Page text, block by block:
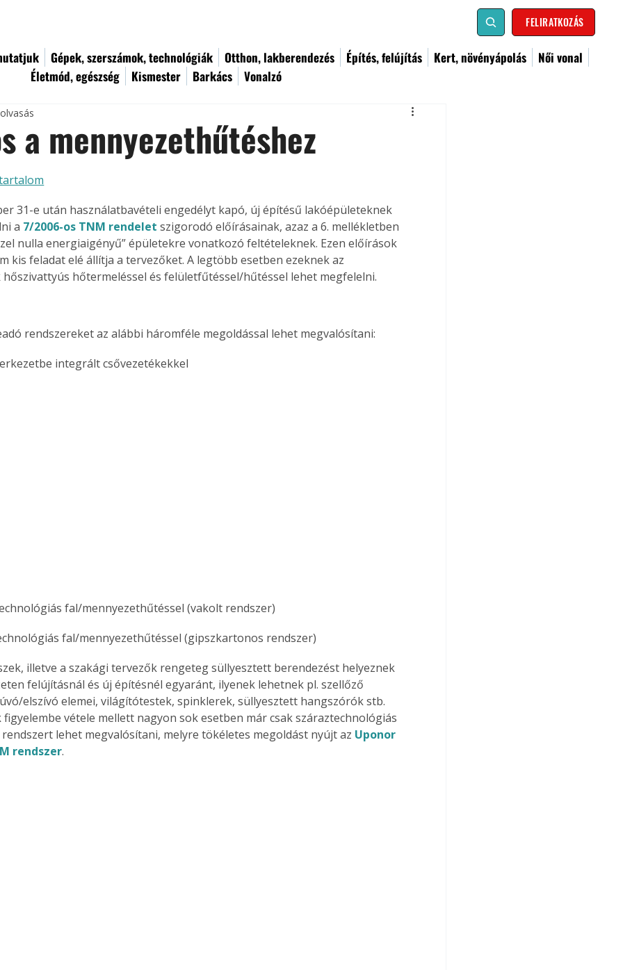
FELIRATKOZÁS
Gépek, szerszámok, technológiák Otthon, lakberendezés Építés, felújítás Kert, növényápolás
Női vonal
Életmód, egészség
Kismester Barkács Vonalzó
a mennyezethűtéshez
31-e után használatbavételi engedélyt kapó, új építésű lakóépületeknek
a 7/2006-os TNM rendelet szigorodó előírásainak, azaz a 6. mellékletben
nulla energiaigényű” épületekre vonatkozó feltételeknek. Ezen előírások
kis feladat elé állítja a tervezőket. A legtöbb esetben ezeknek az
hőtermeléssel és felületfűtéssel/hűtéssel lehet megfelelni.
rendszereket az alábbi háromféle megoldással lehet megvalósítani:
integrált csővezetékekkel
fal/mennyezethűtéssel (vakolt rendszer)
fal/mennyezethűtéssel (gipszkartonos rendszer)
illetve a szakági tervezők rengeteg süllyesztett berendezést helyeznek
felújításnál és új építésnél egyaránt, ilyenek lehetnek pl. szellőző
elszívó elemei, világítótestek, spinklerek, süllyesztett hangszórók stb.
figyelembe vétele mellett nagyon sok esetben már csak száraztechnológiás
lehet megvalósítani, melyre tökéletes megoldást nyújt az Uponor
rendszer.